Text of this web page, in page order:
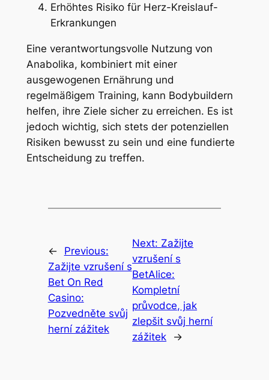
Erhöhtes Risiko für Herz-Kreislauf-
Erkrankungen
Eine verantwortungsvolle Nutzung von
Anabolika, kombiniert mit einer
ausgewogenen Ernährung und
regelmäßigem Training, kann Bodybuildern
helfen, ihre Ziele sicher zu erreichen. Es ist
jedoch wichtig, sich stets der potenziellen
Risiken bewusst zu sein und eine fundierte
Entscheidung zu treffen.
←
Previous:
Zažijte vzrušení s
Bet On Red
Casino:
Pozvedněte svůj
herní zážitek
Next: Zažijte
vzrušení s
BetAlice:
Kompletní
průvodce, jak
zlepšit svůj herní
zážitek
→